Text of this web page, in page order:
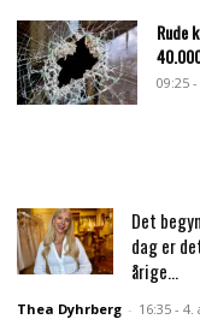
Rude
09:25
Det
dag er
årige...
Thea Dyhrberg - 16:35 - 4.